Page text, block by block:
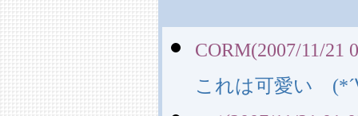
CORM(2007/11/21
これは可愛い